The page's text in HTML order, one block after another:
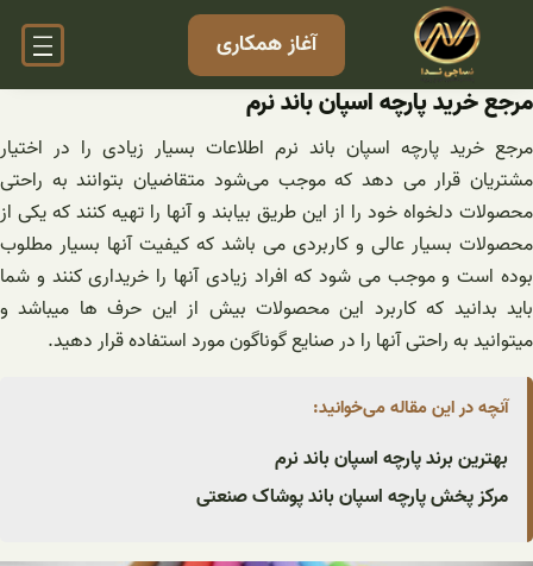
آغاز همکاری
مرجع خرید پارچه اسپان باند نرم
مرجع خرید پارچه اسپان باند نرم اطلاعات بسیار زیادی را در اختیار
مشتریان قرار می دهد که موجب می‌شود متقاضیان بتوانند به راحتی
محصولات دلخواه خود را از این طریق بیابند و آنها را تهیه کنند که یکی از
محصولات بسیار عالی و کاربردی می باشد که کیفیت آنها بسیار مطلوب
بوده است و موجب می شود که افراد زیادی آنها را خریداری کنند و شما
باید بدانید که کاربرد این محصولات بیش از این حرف ها میباشد و
میتوانید به راحتی آنها را در صنایع گوناگون مورد استفاده قرار دهید.
آنچه در این مقاله می‌خوانید:
بهترین برند پارچه اسپان باند نرم
مرکز پخش پارچه اسپان باند پوشاک صنعتی